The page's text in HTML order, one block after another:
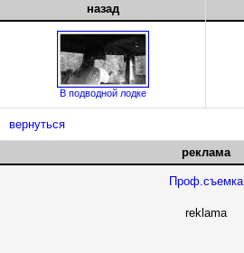
назад
В подводной лодке
вернуться
реклама
Проф.съемка
reklama